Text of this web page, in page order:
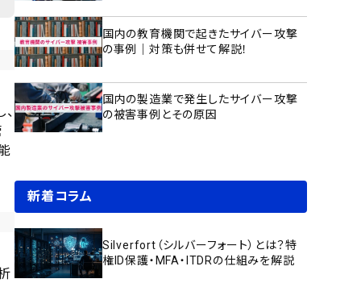
国内の教育機関で起きたサイバー攻撃
の事例｜対策も併せて解説！
国内の製造業で発生したサイバー攻撃
の被害事例とその原因
新着コラム
Silverfort（シルバーフォート）とは？特
権ID保護・MFA・ITDRの仕組みを解説